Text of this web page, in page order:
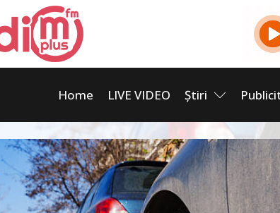
Home LIVE VIDEO Știri